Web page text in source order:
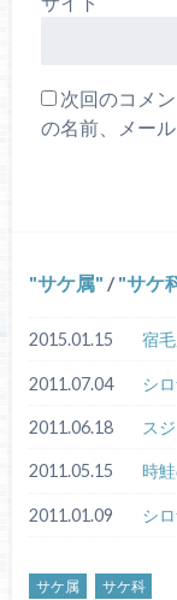
次回のコメ
の名前、メー
サケ属 / サケ
2015.01.15 宿
2011.07.04 シ
2011.06.18 ス
2011.05.15 時
2011.01.09 シ
サケ属 サケ科